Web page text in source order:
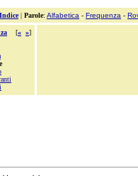
Indice| Parole: Alfabetica - Frequenza -
[« »]